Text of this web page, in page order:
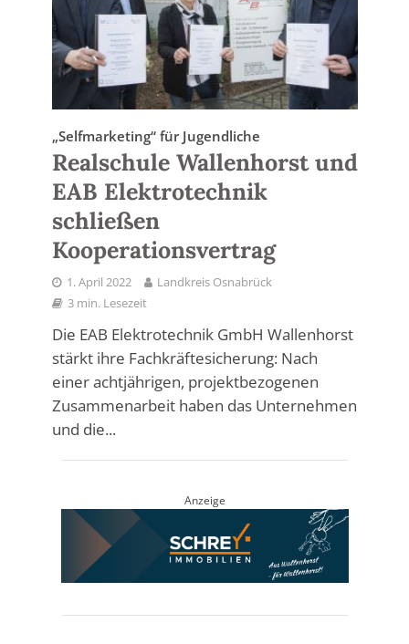
„Selfmarketing“ für Jugendliche
Realschule Wallenhorst und
EAB Elektrotechnik
schließen
Kooperationsvertrag
1. April 2022
Landkreis Osnabrück
3 min. Lesezeit
Die EAB Elektrotechnik GmbH Wallenhorst
stärkt ihre Fachkräftesicherung: Nach
einer achtjährigen, projektbezogenen
Zusammenarbeit haben das Unternehmen
und die...
Anzeige